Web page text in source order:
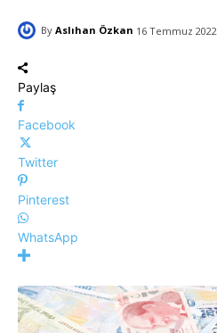
By Aslıhan Özkan 16 Temmuz 2022
Paylaş
Facebook
Twitter
Pinterest
WhatsApp